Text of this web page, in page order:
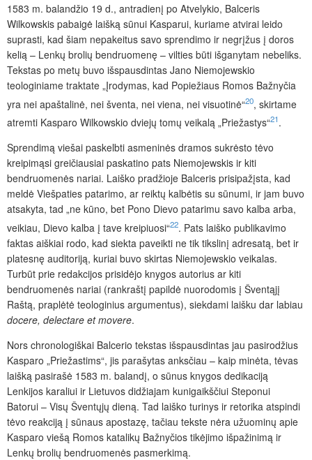
1583 m. balandžio 19 d., antradienį po Atvelykio, Balceris
Wilkowskis pabaigė laišką sūnui Kasparui, kuriame atvirai leido
suprasti, kad šiam nepakeitus savo sprendimo ir negrįžus į doros
kelią – Lenkų brolių bendruomenę – vilties būti išganytam nebeliks.
Tekstas po metų buvo išspausdintas Jano Niemojewskio
teologiniame traktate „Įrodymas, kad Popiežiaus Romos Bažnyčia
yra nei apaštalinė, nei šventa, nei viena, nei visuotinė“20, skirtame
atremti Kasparo Wilkowskio dviejų tomų veikalą „Priežastys“21.
Sprendimą viešai paskelbti asmeninės dramos sukrėsto tėvo
kreipimąsi greičiausiai paskatino pats Niemojewskis ir kiti
bendruomenės nariai. Laiško pradžioje Balceris prisipažįsta, kad
meldė Viešpaties patarimo, ar reiktų kalbėtis su sūnumi, ir jam buvo
atsakyta, tad „ne kūno, bet Pono Dievo patarimu savo kalba arba,
veikiau, Dievo kalba į tave kreipiuosi“22. Pats laiško publikavimo
faktas aiškiai rodo, kad siekta paveikti ne tik tikslinį adresatą, bet ir
platesnę auditoriją, kuriai buvo skirtas Niemojewskio veikalas.
Turbūt prie redakcijos prisidėjo knygos autorius ar kiti
bendruomenės nariai (rankraštį papildė nuorodomis į Šventąjį
Raštą, praplėtė teologinius argumentus), siekdami laišku dar labiau
docere, delectare et movere.
Nors chronologiškai Balcerio tekstas išspausdintas jau pasirodžius
Kasparo „Priežastims“, jis parašytas anksčiau – kaip minėta, tėvas
laišką pasirašė 1583 m. balandį, o sūnus knygos dedikaciją
Lenkijos karaliui ir Lietuvos didžiajam kunigaikščiui Steponui
Batorui – Visų Šventųjų dieną. Tad laiško turinys ir retorika atspindi
tėvo reakciją į sūnaus apostazę, tačiau tekste nėra užuominų apie
Kasparo viešą Romos katalikų Bažnyčios tikėjimo išpažinimą ir
Lenkų brolių bendruomenės pasmerkimą.